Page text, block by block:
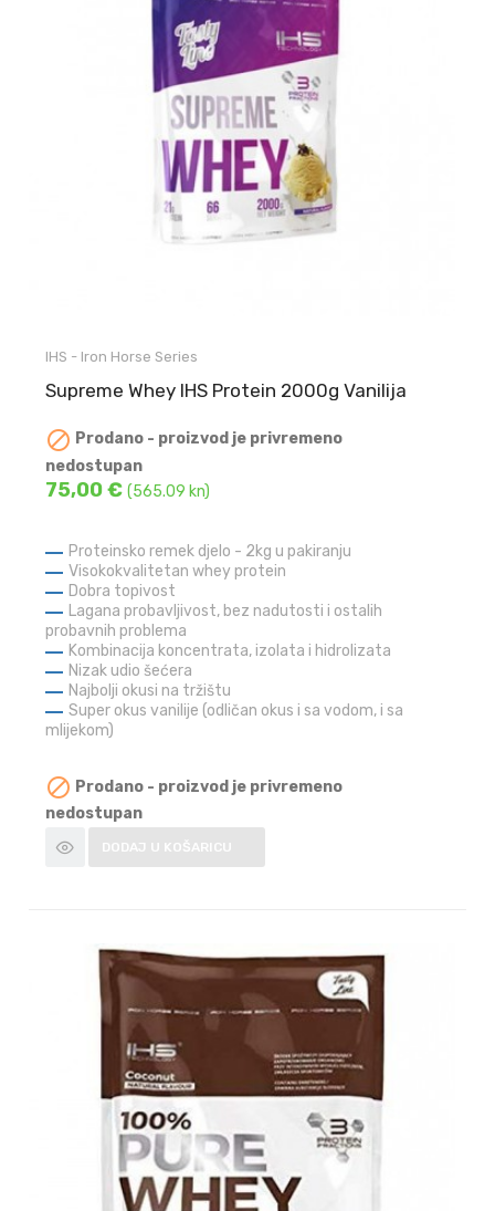
IHS - Iron Horse Series
Supreme Whey IHS Protein 2000g Vanilija
 Prodano - proizvod je privremeno
nedostupan
75,00 €(565.09 kn)
Proteinsko remek djelo - 2kg u pakiranju
Visokokvalitetan whey protein
Dobra topivost
Lagana probavljivost, bez nadutosti i ostalih
probavnih problema
Kombinacija koncentrata, izolata i hidrolizata
Nizak udio šećera
Najbolji okusi na tržištu
Super okus vanilije (odličan okus i sa vodom, i sa
mlijekom)
 Prodano - proizvod je privremeno
nedostupan
DODAJ U KOŠARICU